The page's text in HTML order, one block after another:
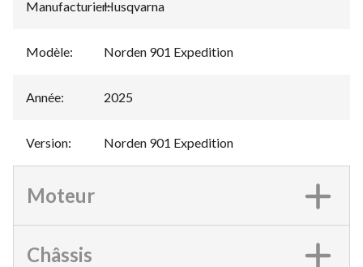
Manufacturier:
Husqvarna
Modèle: Norden 901 Expedition
Année: 2025
Version: Norden 901 Expedition
Moteur
Châssis